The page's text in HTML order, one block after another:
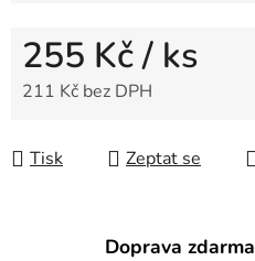
255 Kč/ ks
211 Kč bez DPH
Tisk
Zeptat se
Doprava zdarma